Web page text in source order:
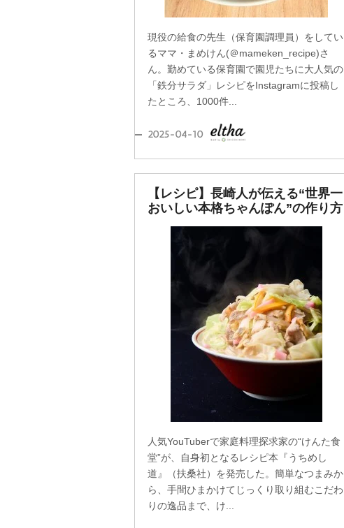
現役の給食の先生（保育園調理員）をしてい
るママ・まめけん(＠mameken_recipe)さ
ん。勤めている保育園で園児たちに大人気の
「鉄分サラダ」レシピをInstagramに投稿し
たところ、1000件...
2025-04-10
【レシピ】長崎人が伝える“世界一
おいしい本格ちゃんぽん”の作り方
人気YouTuberで家庭料理探求家の“けんた食
堂”が、自身初となるレシピ本『うちめし
道』（扶桑社）を発売した。簡単なつまみか
ら、手間ひまかけてじっくり取り組むこだわ
りの逸品まで、け...